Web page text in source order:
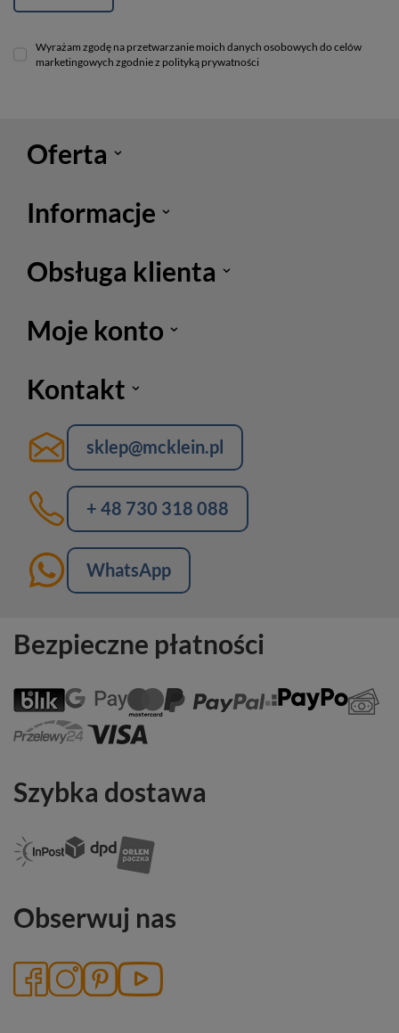
Wyrażam zgodę na przetwarzanie moich danych osobowych do celów
marketingowych zgodnie z polityką prywatności
Oferta
Informacje
Obsługa klienta
Moje konto
Kontakt
sklep@mcklein.pl
+ 48 730 318 088
WhatsApp
Bezpieczne płatności
Szybka dostawa
Obserwuj nas